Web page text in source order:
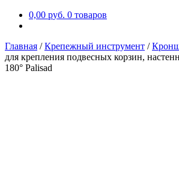
0,00 руб. 0 товаров
Главная /Крепежный инструмент /
для крепления подвесных корзин,
180° Palisad